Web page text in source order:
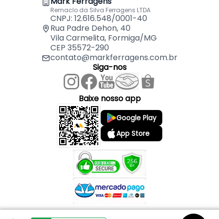
Remaclo da Silva Ferragens LTDA
CNPJ: 12.616.548/0001-40
Rua Padre Dehon, 40
Vila Carmelita, Formiga/MG
CEP 35572-290
contato@markferragens.com.br
Siga-nos
Baixe nosso app
Google Play
App Store